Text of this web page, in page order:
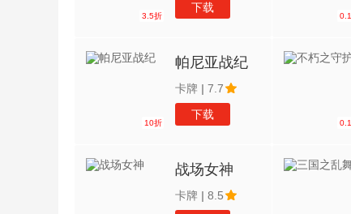
3.5折
下载
10折
帕尼亚战纪
卡牌 | 7.7
下载
战场女神
卡牌 | 8.5